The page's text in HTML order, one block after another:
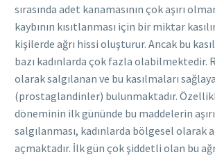
sırasında adet kanamasının çok aşırı
kaybının kısıtlanması için bir miktar
kişilerde ağrı hissi oluşturur. Ancak bu
bazı kadınlarda çok fazla olabilmektedir.
olarak salgılanan ve bu kasılmaları
(prostaglandinler) bulunmaktadır.
döneminin ilk gününde bu maddelerin
salgılanması, kadınlarda bölgesel olarak
açmaktadır. İlk gün çok şiddetli olan bu